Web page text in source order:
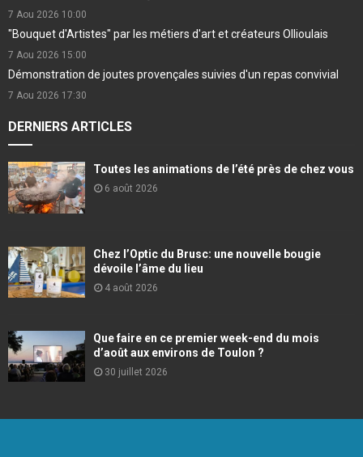
7 Aou 2026 10:00
"Bouquet d'Artistes" par les métiers d'art et créateurs Ollioulais
7 Aou 2026 15:00
Démonstration de joutes provençales suivies d'un repas convivial
7 Aou 2026 17:30
DERNIERS ARTICLES
Toutes les animations de l’été près de chez vous
6 août 2026
Chez l’Optic du Brusc: une nouvelle bougie
dévoile l’âme du lieu
4 août 2026
Que faire en ce premier week-end du mois
d’août aux environs de Toulon ?
30 juillet 2026